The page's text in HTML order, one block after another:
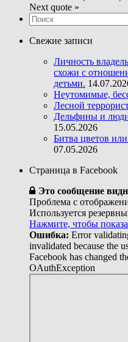
Next quote »
Свежие записи
Личность
схожи с
детьми.
Неутомимые,
Лесной
Дельфины и
15.05.2026
Битва цветов
07.05.2026
Страница в Facebook
Это сообщение
Проблема с
Используется
Нажмите, чтобы
Ошибка: Error
invalidated because the
Facebook has changed
OAuthException